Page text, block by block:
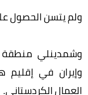
ولم يتسن الحصول
وشمدينلي منطقة
وإيران في
العمال الكردستاني.